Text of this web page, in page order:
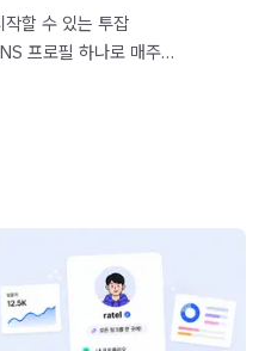
할 수 있는 투잡
프로필 하나로 매주